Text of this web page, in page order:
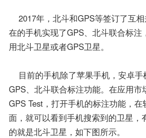
2017年，北斗和GPS等签订了互
在的手机实现了GPS、北斗联合标注
用北斗卫星或者GPS卫星。
目前的手机除了苹果手机，安卓手
GPS、北斗联合标注功能。在应用市
GPS Test，打开手机的标注功能，在
面，就可以看到手机搜索到的卫星，
的就是北斗卫星，如下图所示。